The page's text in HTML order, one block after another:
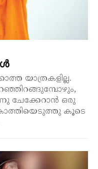
യാത്രകളില്ല.
ചേക്കേറാൻ ഒരു
കൊത്തിയെടുത്തു കൂടെ